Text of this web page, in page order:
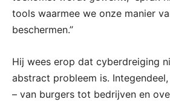
tools waarmee we onze manier
beschermen.”
Hij wees erop dat cyberdreiging
abstract probleem is.
– van burgers tot bedrijven en